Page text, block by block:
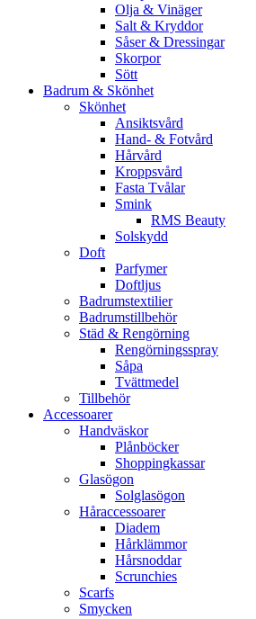
Olja & Vinäger
Salt & Kryddor
Såser & Dressingar
Skorpor
Sött
Badrum & Skönhet
Skönhet
Ansiktsvård
Hand- & Fotvård
Hårvård
Kroppsvård
Fasta Tvålar
Smink
RMS Beauty
Solskydd
Doft
Parfymer
Doftljus
Badrumstextilier
Badrumstillbehör
Städ & Rengörning
Rengörningsspray
Såpa
Tvättmedel
Tillbehör
Accessoarer
Handväskor
Plånböcker
Shoppingkassar
Glasögon
Solglasögon
Håraccessoarer
Diadem
Hårklämmor
Hårsnoddar
Scrunchies
Scarfs
Smycken